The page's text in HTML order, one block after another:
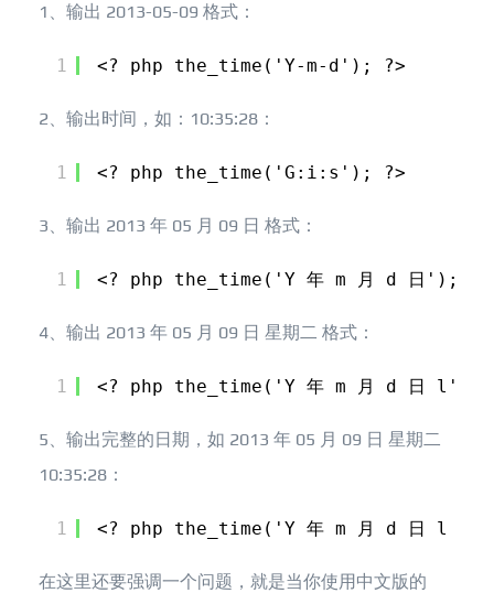
1、输出 2013-05-09 格式：
1 <? php the_time('Y-m-d'); ?>
2、输出时间，如：10:35:28：
1 <? php the_time('G:i:s'); ?>
3、输出 2013 年 05 月 09 日 格式：
1 <? php the_time('Y 年 m 月 d 日'); ?>
4、输出 2013 年 05 月 09 日 星期二 格式：
1 <? php the_time('Y 年 m 月 d 日 l');
5、输出完整的日期，如 2013 年 05 月 09 日 星期二
10:35:28：
1 <? php the_time('Y 年 m 月 d 日 l
在这里还要强调一个问题，就是当你使用中文版的